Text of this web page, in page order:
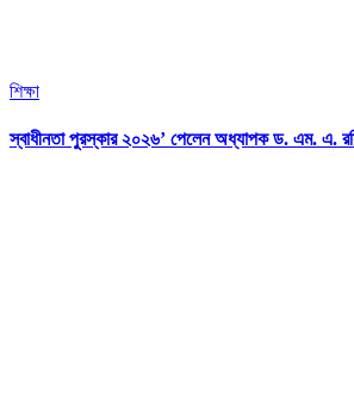
শিক্ষা
স্বাধীনতা পুরস্কার ২০২৬’ পেলেন অধ্যাপক ড. এম. এ.